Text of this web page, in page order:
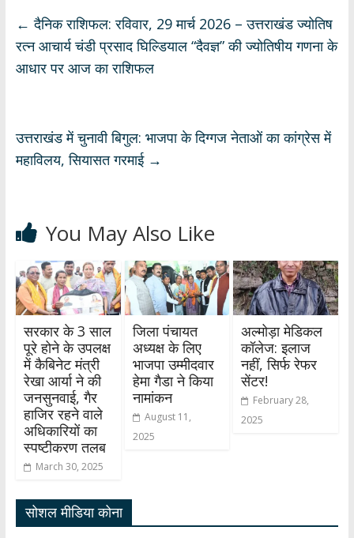
s
A
p
b
o
o
gr
a
m
e
dI
e
← दैनिक राशिफल: रविवार, 29 मार्च 2026 – उत्तराखंड ज्योतिष
रत्न आचार्य चंडी प्रसाद घिल्डियाल “दैवज्ञ” की ज्योतिषीय गणना के
आधार पर आज का राशिफल
उत्तराखंड में चुनावी बिगुल: भाजपा के दिग्गज नेताओं का कांग्रेस में
महाविलय, सियासत गरमाई →
You May Also Like
सरकार के 3 साल
पूरे होने के उपलक्ष
में कैबिनेट मंत्री
रेखा आर्या ने की
जनसुनवाई, गैर
हाजिर रहने वाले
अधिकारियों का
स्पष्टीकरण तलब
March 30, 2025
जिला पंचायत
अध्यक्ष के लिए
भाजपा उम्मीदवार
हेमा गैडा ने किया
नामांकन
August 11,
2025
अल्मोड़ा मेडिकल
कॉलेज: इलाज
नहीं, सिर्फ रेफर
सेंटर!
February 28,
2025
सोशल मीडिया कोना